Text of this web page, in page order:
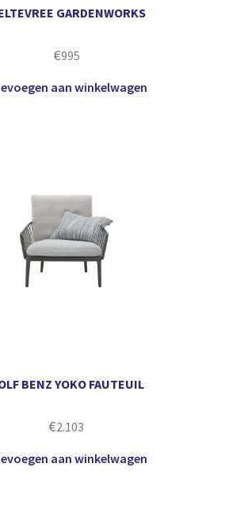
GARDENWORKS
€995
aan winkelwagen
BENZ YOKO FAUTEUIL
€2.103
aan winkelwagen